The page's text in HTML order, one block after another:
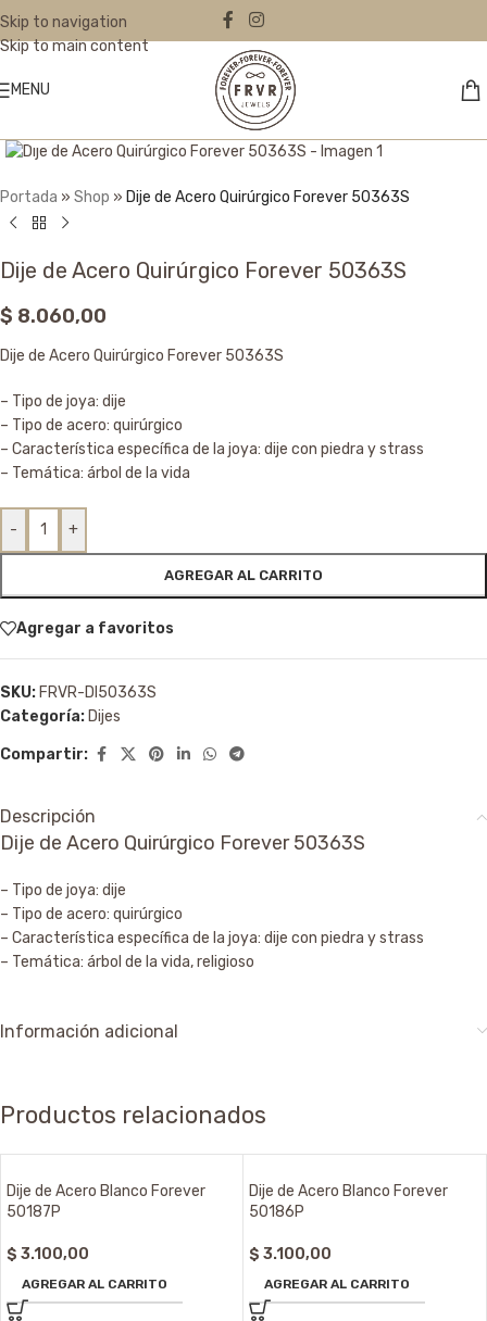
Skip to navigation
Skip to main content
MENU
Portada » Shop » Dije de Acero Quirúrgico Forever 50363S
Dije de Acero Quirúrgico Forever 50363S
$ 8.060,00
Dije de Acero Quirúrgico Forever 50363S
– Tipo de joya: dije
– Tipo de acero: quirúrgico
– Característica específica de la joya: dije con piedra y strass
– Temática: árbol de la vida
- +
AGREGAR AL CARRITO
Agregar a favoritos
SKU: FRVR-DI50363S
Categoría: Dijes
Compartir:
Descripción
Dije de Acero Quirúrgico Forever 50363S
– Tipo de joya: dije
– Tipo de acero: quirúrgico
– Característica específica de la joya: dije con piedra y strass
– Temática: árbol de la vida, religioso
Información adicional
Productos relacionados
Dije de Acero Blanco Forever
50187P
$ 3.100,00
AGREGAR AL CARRITO
Dije de Acero Blanco Forever
50186P
$ 3.100,00
AGREGAR AL CARRITO